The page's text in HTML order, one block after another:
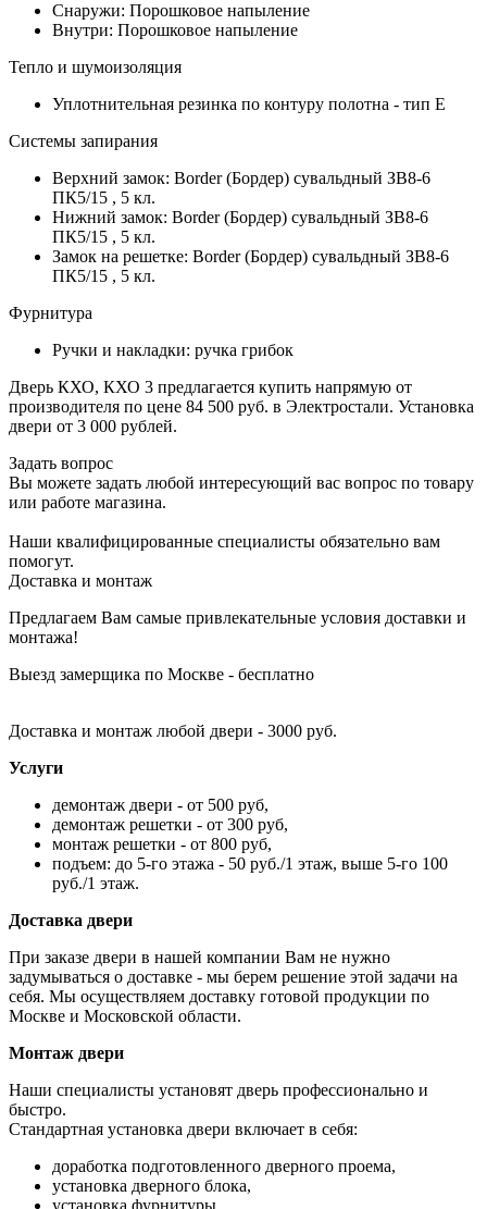
Снаружи: Порошковое напыление
Внутри: Порошковое напыление
Тепло и шумоизоляция
Уплотнительная резинка по контуру полотна - тип Е
Системы запирания
Верхний замок: Border (Бордер) сувальдный ЗВ8-6
ПК5/15 , 5 кл.
Нижний замок: Border (Бордер) сувальдный ЗВ8-6
ПК5/15 , 5 кл.
Замок на решетке: Border (Бордер) сувальдный ЗВ8-6
ПК5/15 , 5 кл.
Фурнитура
Ручки и накладки: ручка грибок
Дверь КХО, КХО 3 предлагается купить напрямую от
производителя по цене 84 500 руб. в Электростали. Установка
двери от 3 000 рублей.
Задать вопрос
Вы можете задать любой интересующий вас вопрос по товару
или работе магазина.
Наши квалифицированные специалисты обязательно вам
помогут.
Доставка и монтаж
Предлагаем Вам самые привлекательные условия доставки и
монтажа!
Выезд замерщика по Москве - бесплатно
Доставка и монтаж любой двери - 3000 руб.
Услуги
демонтаж двери - от 500 руб,
демонтаж решетки - от 300 руб,
монтаж решетки - от 800 руб,
подъем: до 5-го этажа - 50 руб./1 этаж, выше 5-го 100
руб./1 этаж.
Доставка двери
При заказе двери в нашей компании Вам не нужно
задумываться о доставке - мы берем решение этой задачи на
себя. Мы осуществляем доставку готовой продукции по
Москве и Московской области.
Монтаж двери
Наши специалисты установят дверь профессионально и
быстро.
Стандартная установка двери включает в себя:
доработка подготовленного дверного проема,
установка дверного блока,